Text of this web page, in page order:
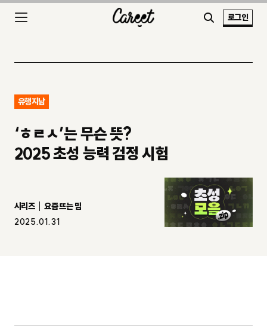
로그인
유행지남
‘ㅎㄹㅅ’는 무슨 뜻?
2025 초성 능력 검정 시험
시리즈
요즘 뜨는 밈
2025.01.31